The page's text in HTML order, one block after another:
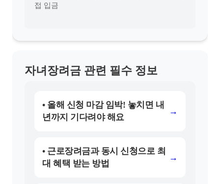
접 입금
자녀장려금 관련 필수 정보
• 올해 신청 마감 임박! 놓치면 내
년까지 기다려야 해요
→
• 근로장려금과 동시 신청으로 최
대 혜택 받는 방법
→